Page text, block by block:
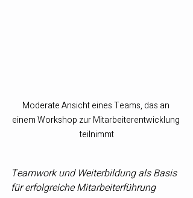
Moderate Ansicht eines Teams, das an
einem Workshop zur Mitarbeiterentwicklung
teilnimmt
Teamwork und Weiterbildung als Basis
für erfolgreiche Mitarbeiterführung